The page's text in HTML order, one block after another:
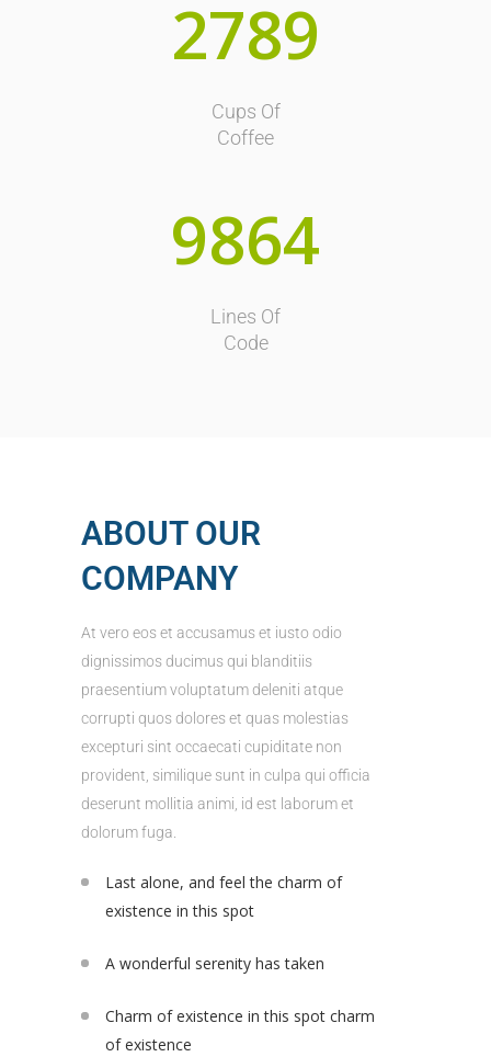
2789
Cups Of
Coffee
9864
Lines Of
Code
ABOUT OUR
COMPANY
At vero eos et accusamus et iusto odio
dignissimos ducimus qui blanditiis
praesentium voluptatum deleniti atque
corrupti quos dolores et quas molestias
excepturi sint occaecati cupiditate non
provident, similique sunt in culpa qui officia
deserunt mollitia animi, id est laborum et
dolorum fuga.
Last alone, and feel the charm of
existence in this spot
A wonderful serenity has taken
Charm of existence in this spot charm
of existence